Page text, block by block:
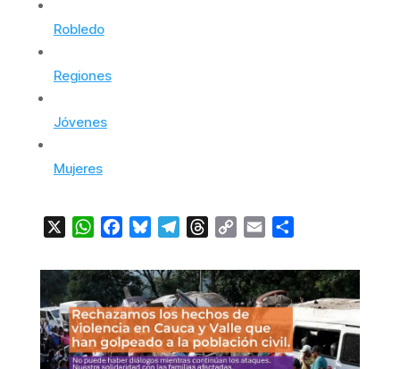
Robledo
Regiones
Jóvenes
Mujeres
WhatsApp
FacebookBlueskyTelegramThreads
Copy Email